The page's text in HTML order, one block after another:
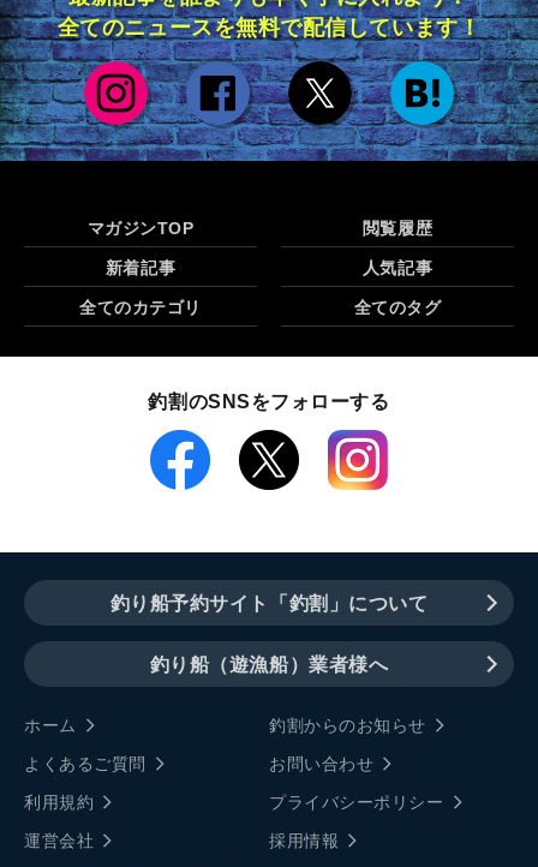
全てのニュースを無料で配信しています！
マガジンTOP 閲覧履歴
新着記事 人気記事
全てのカテゴリ 全てのタグ
釣割のSNSをフォローする
釣り船予約サイト「釣割」について
釣り船（遊漁船）業者様へ
ホーム
釣割からのお知らせ
よくあるご質問
お問い合わせ
利用規約
プライバシーポリシー
運営会社
採用情報